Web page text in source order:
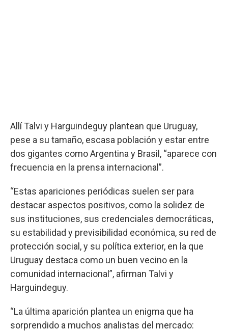
Allí Talvi y Harguindeguy plantean que Uruguay,
pese a su tamaño, escasa población y estar entre
dos gigantes como Argentina y Brasil, “aparece con
frecuencia en la prensa internacional”.
“Estas apariciones periódicas suelen ser para
destacar aspectos positivos, como la solidez de
sus instituciones, sus credenciales democráticas,
su estabilidad y previsibilidad económica, su red de
protección social, y su política exterior, en la que
Uruguay destaca como un buen vecino en la
comunidad internacional”, afirman Talvi y
Harguindeguy.
“La última aparición plantea un enigma que ha
sorprendido a muchos analistas del mercado: